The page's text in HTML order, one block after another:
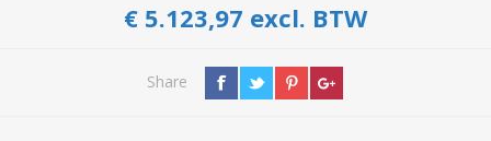
€ 5.123,97 excl. BTW
Share